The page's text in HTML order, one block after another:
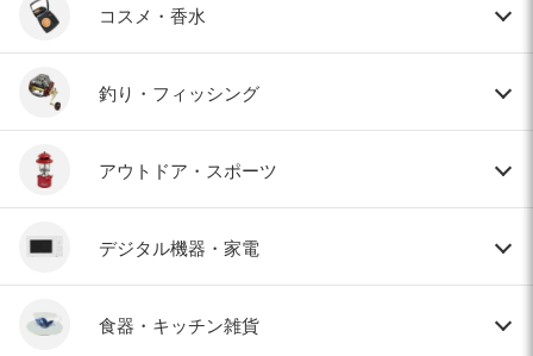
コスメ・香水
釣り・フィッシング
アウトドア・スポーツ
デジタル機器・家電
食器・キッチン雑貨